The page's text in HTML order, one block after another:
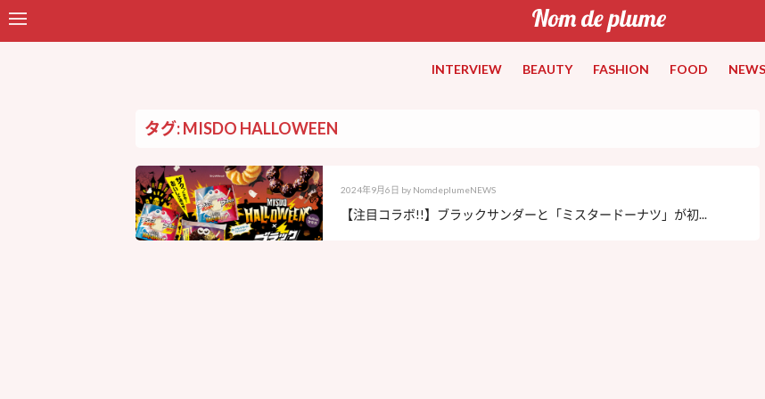
INTERVIEW BEAUTY FASHION FOOD NEWS
タグ: MISDO HALLOWEEN
2024年9月6日 by NomdeplumeNEWS
【注目コラボ!!】ブラックサンダーと「ミスタードーナツ」が初...